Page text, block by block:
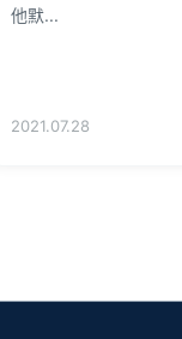
他默...
2021.07.28